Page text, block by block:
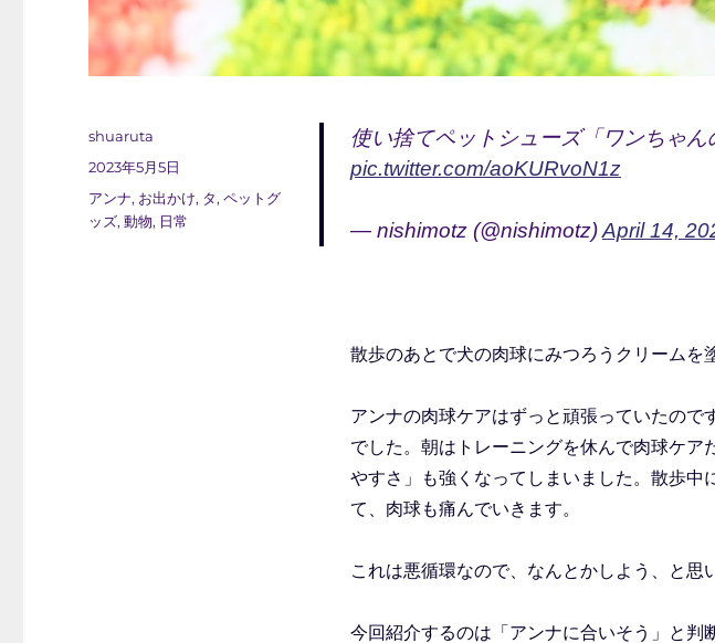
使い捨てペットシューズ「ワンちゃ
pic.twitter.com/aoKURvoN1z
— nishimotz (@nishimotz)April 14,
散歩のあとで犬の肉球にみつろうクリームを
アンナの肉球ケアはずっと頑張っていたので
でした。朝はトレーニングを休んで肉球ケア
やすさ」も強くなってしまいました。散歩中
て、肉球も痛んでいきます。
これは悪循環なので、なんとかしよう、と思
今回紹介するのは「アンナに合いそう」と判
投
稿
shuaruta
投
稿
2023年5月5日
カ
テ
アンナ, お出かけ, タ,ペットグ
ッズ,動物, 日常